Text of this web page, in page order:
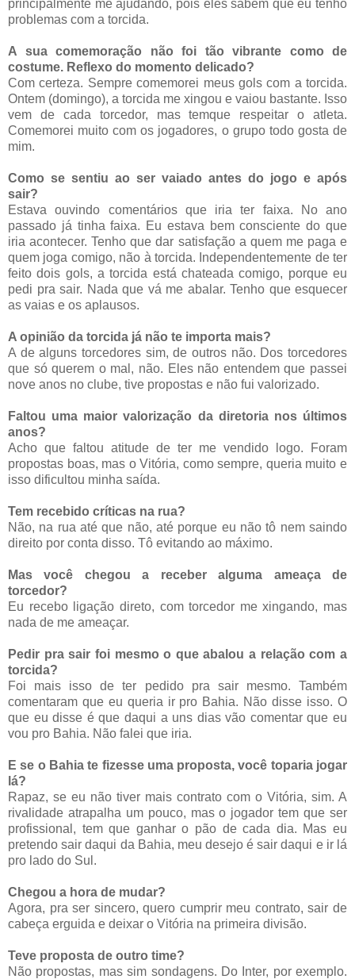
principalmente me ajudando, pois eles sabem que eu tenho
problemas com a torcida.
A sua comemoração não foi tão vibrante como de
costume. Reflexo do momento delicado?
Com certeza. Sempre comemorei meus gols com a torcida.
Ontem (domingo), a torcida me xingou e vaiou bastante. Isso
vem de cada torcedor, mas temque respeitar o atleta.
Comemorei muito com os jogadores, o grupo todo gosta de
mim.
Como se sentiu ao ser vaiado antes do jogo e após
sair?
Estava ouvindo comentários que iria ter faixa. No ano
passado já tinha faixa. Eu estava bem consciente do que
iria acontecer. Tenho que dar satisfação a quem me paga e
quem joga comigo, não à torcida. Independentemente de ter
feito dois gols, a torcida está chateada comigo, porque eu
pedi pra sair. Nada que vá me abalar. Tenho que esquecer
as vaias e os aplausos.
A opinião da torcida já não te importa mais?
A de alguns torcedores sim, de outros não. Dos torcedores
que só querem o mal, não. Eles não entendem que passei
nove anos no clube, tive propostas e não fui valorizado.
Faltou uma maior valorização da diretoria nos últimos
anos?
Acho que faltou atitude de ter me vendido logo. Foram
propostas boas, mas o Vitória, como sempre, queria muito e
isso dificultou minha saída.
Tem recebido críticas na rua?
Não, na rua até que não, até porque eu não tô nem saindo
direito por conta disso. Tô evitando ao máximo.
Mas você chegou a receber alguma ameaça de
torcedor?
Eu recebo ligação direto, com torcedor me xingando, mas
nada de me ameaçar.
Pedir pra sair foi mesmo o que abalou a relação com a
torcida?
Foi mais isso de ter pedido pra sair mesmo. Também
comentaram que eu queria ir pro Bahia. Não disse isso. O
que eu disse é que daqui a uns dias vão comentar que eu
vou pro Bahia. Não falei que iria.
E se o Bahia te fizesse uma proposta, você toparia jogar
lá?
Rapaz, se eu não tiver mais contrato com o Vitória, sim. A
rivalidade atrapalha um pouco, mas o jogador tem que ser
profissional, tem que ganhar o pão de cada dia. Mas eu
pretendo sair daqui da Bahia, meu desejo é sair daqui e ir lá
pro lado do Sul.
Chegou a hora de mudar?
Agora, pra ser sincero, quero cumprir meu contrato, sair de
cabeça erguida e deixar o Vitória na primeira divisão.
Teve proposta de outro time?
Não propostas, mas sim sondagens. Do Inter, por exemplo.